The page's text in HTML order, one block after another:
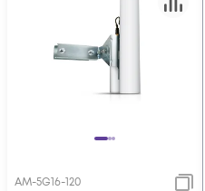
AM-5G16-120